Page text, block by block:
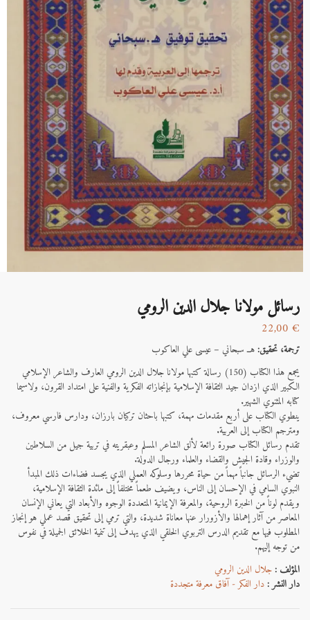
رسائل مولانا جلال الدين الرومي
22,00 €
ترجمة، تحقيق:هــ سبحاني – عيسى علي العاكوب
يجمع هذا الكتاب (150) رسالة كتبها مولانا جلال الدين الرومي العارف والشاعر الإسلامي
الكبير الذي ازدان جيد الثقافة الإسلامية بإنجازاته الفكرية والفنية على امتداد القرون، ولاسيما
كتابه المثنوي الشهير.
ينطوي الكتاب على أربع مقدمات مهمة، كتبها باحثان تركيان بارزان، ودارس فارسي معروف،
ومترجم الكتاب إلى العربية.
تقدم رسائل الكتاب صورة رائعة لألق الشاعر المسلم وعبقريته في تربية جيل من السلاطين
والوزراء وقادة الجيش والقضاء والعلماء ورجال الدولة.
تضيء الرسائل جانباً مهماً من حياة محررها وسلوكه العملي الذي يجسد فضاءات ذلك المبدأ
النبوي السامي في الإحسان إلى الناس، ويضيف طعماً مختلفاً إلى مائدة الثقافة الإسلامية،
ويقدم لوناً من الخبرة الروحية، والمعرفة الإيمانية المتعددة الوجوه والأبعاد التي يعاني الإنسان
المعاصر من آثار إهمالها والأزورار عنها معاناة شديدة، والتي ترمي إلى تحقيق قصد عملي هو إنجاز
المطلوب فيها مع تقديم الدرس التربوي الخلقي الذي يهدف إلى تنمية الخلائق الجميلة في نفوس
من توجه إليهم.
المؤلف :جلال الدين الرومي
دار النشر :دار الفكر - آفاق معرفة متجددة